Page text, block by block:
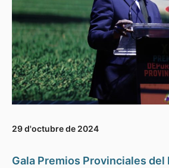
29 d'octubre de 2024
Gala Premios Provinciales